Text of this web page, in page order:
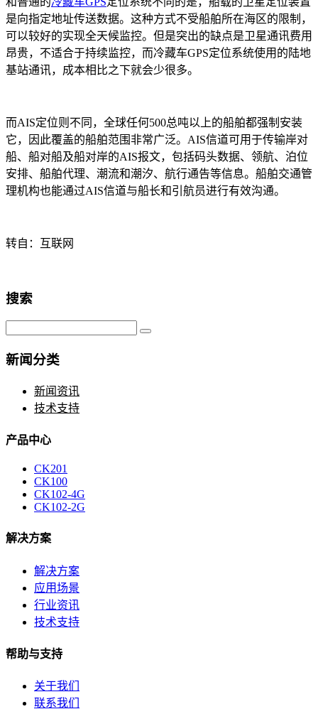
是向指定地址传送数据。这种方式不受船舶所在海区的限制，
可以较好的实现全天候监控。但是突出的缺点是卫星通讯费用
昂贵，不适合于持续监控，而冷藏车GPS定位系统使用的陆地
基站通讯，成本相比之下就会少很多。
而AIS定位则不同，全球任何500总吨以上的船舶都强制安装
它，因此覆盖的船舶范围非常广泛。AIS信道可用于传输岸对
船、船对船及船对岸的AIS报文，包括码头数据、领航、泊位
安排、船舶代理、潮流和潮汐、航行通告等信息。船舶交通管
理机构也能通过AIS信道与船长和引航员进行有效沟通。
转自：互联网
搜索
新闻分类
新闻资讯
技术支持
产品中心
CK201
CK100
CK102-4G
CK102-2G
解决方案
解决方案
应用场景
行业资讯
技术支持
帮助与支持
关于我们
联系我们